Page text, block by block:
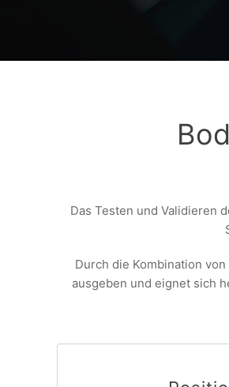
Das Testen und Validieren
Durch die Kombination
ausgeben und eignet sich